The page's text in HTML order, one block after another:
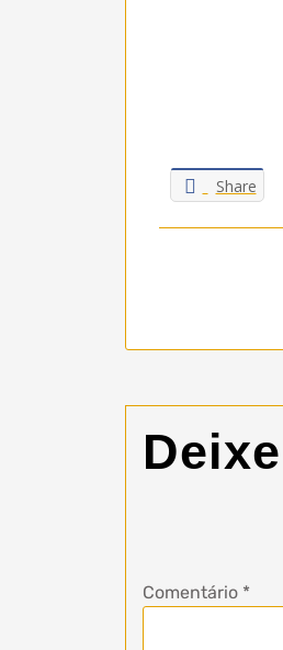
Share
Comentário *